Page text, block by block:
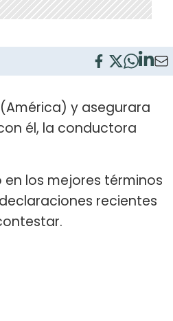
(América) y asegurara
él, la conductora
los mejores términos
recientes